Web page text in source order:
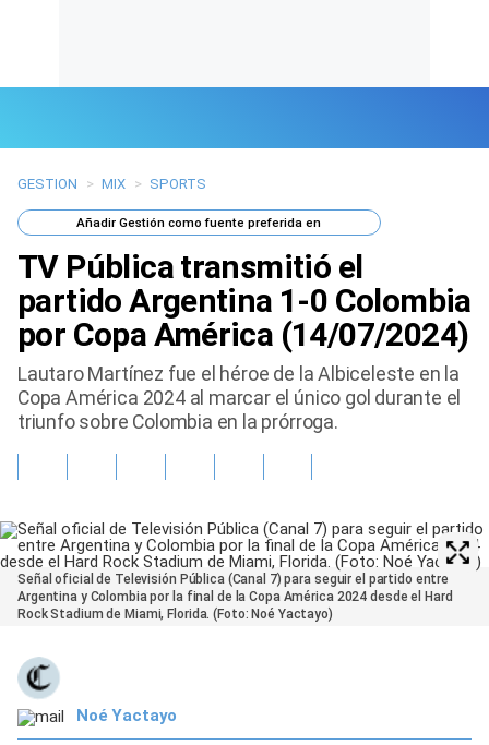
Últimas Noticias
Mi Bolsillo
Respuestas
Gente
Vida Laboral
Sports
GESTION > MIX > SPORTS
AñadirGestión como fuente preferida en
TV Pública transmitió el
partido Argentina 1-0 Colombia
por Copa América (14/07/2024)
Lautaro Martínez fue el héroe de la Albiceleste en la
Copa América 2024 al marcar el único gol durante el
triunfo sobre Colombia en la prórroga.
Señal oficial de Televisión Pública (Canal 7) para seguir el partido entre
Argentina y Colombia por la final de la Copa América 2024 desde el Hard
Rock Stadium de Miami, Florida. (Foto: Noé Yactayo)
Noé Yactayo